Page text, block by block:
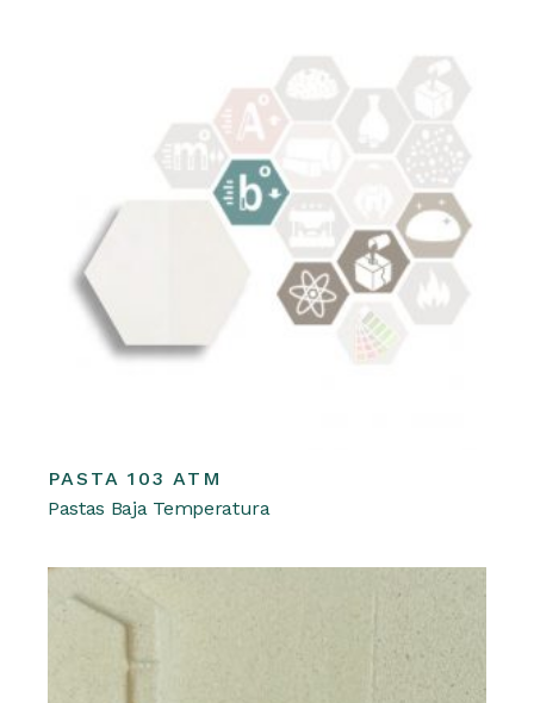
PASTA 103 ATM
Pastas Baja Temperatura